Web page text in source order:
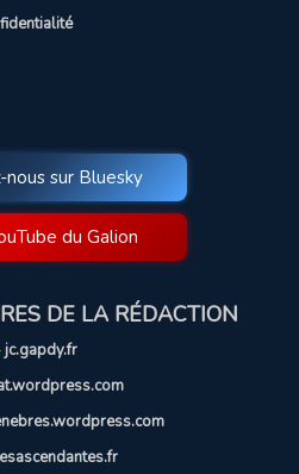
nous sur Bluesky
du Galion
DE LA RÉDACTION
jc.gapdy.fr